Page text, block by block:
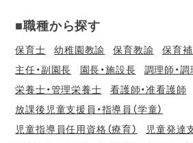
■職種から探す
保育士 幼稚園教諭 保育教諭 保育
主任・副園長
園長・施設長
調理師・
栄養士・管理栄養士
看護師・准看護師
放課後児童支援員・指導員（学童）
児童指導員任用資格（療育）
児童発達